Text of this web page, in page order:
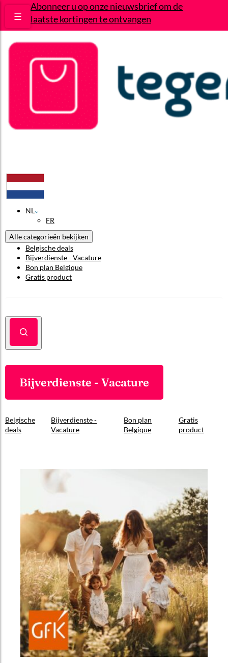
Abonneer u op onze nieuwsbrief om de
laatste kortingen te ontvangen
☰
NL
FR
Alle categorieën bekijken
Belgische deals
Bijverdienste - Vacature
Bon plan Belgique
Gratis product
Bijverdienste - Vacature
Belgische
deals
Bijverdienste -
Vacature
Bon plan
Belgique
Gratis
product